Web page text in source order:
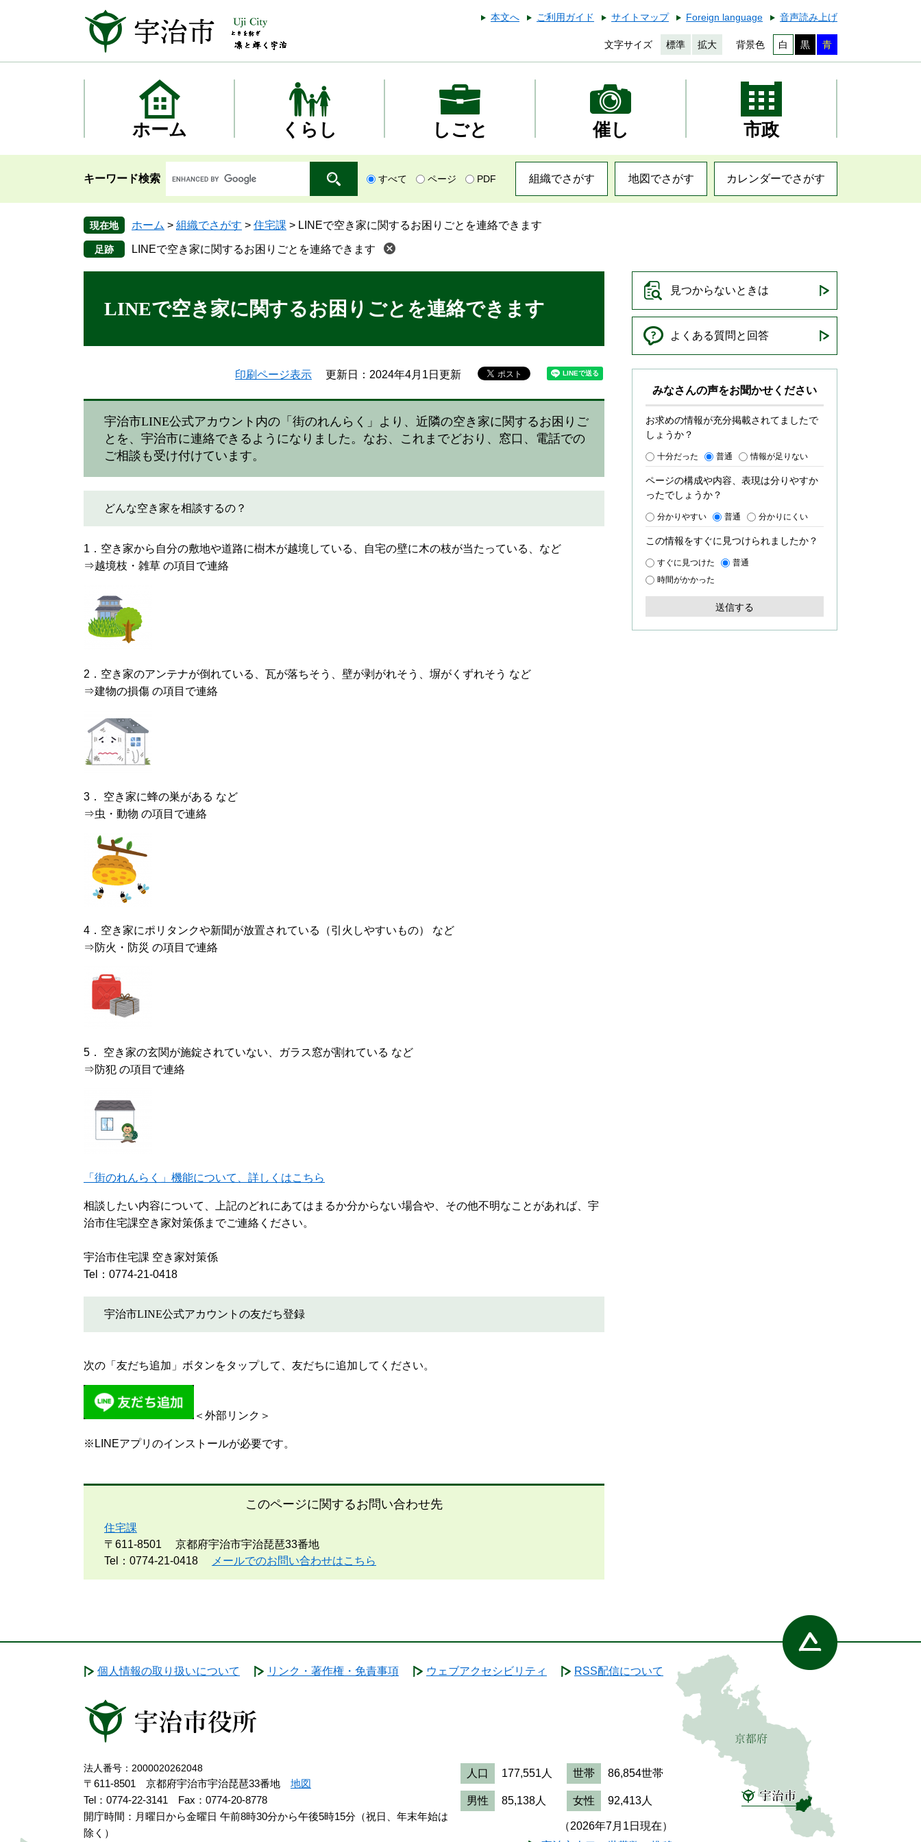
本
本文へ ご利用ガイド サイトマップ Foreign language 音声読み上げ
文字サイズ 標準 拡大 背景色 白 黒 青
ホーム くらし しごと 催し 市政
キーワード検索 すべて ページ PDF 組織でさがす 地図でさがす カレンダーでさがす
現在地 ホーム > 組織でさがす > 住宅課 > LINEで空き家に関するお困りごとを連絡できます
LINEで空き家に関するお困りごとを連絡できます
LINEで空き家に関するお困りごとを連絡できます
印刷ページ表示 更新日：2024年4月1日更新
宇治市LINE公式アカウント内の「街のれんらく」より、近隣の空き家に関するお困りご
とを、宇治市に連絡できるようになりました。なお、これまでどおり、窓口、電話での
ご相談も受け付けています。
どんな空き家を相談するの？
1．空き家から自分の敷地や道路に樹木が越境している、自宅の壁に木の枝が当たっている、など
⇒越境枝・雑草 の項目で連絡
2．空き家のアンテナが倒れている、瓦が落ちそう、壁が剥がれそう、塀がくずれそう など
⇒建物の損傷 の項目で連絡
3． 空き家に蜂の巣がある など
⇒虫・動物 の項目で連絡
4．空き家にポリタンクや新聞が放置されている（引火しやすいもの） など
⇒防火・防災 の項目で連絡
5． 空き家の玄関が施錠されていない、ガラス窓が割れている など
⇒防犯 の項目で連絡
「街のれんらく」機能について、詳しくはこちら
相談したい内容について、上記のどれにあてはまるか分からない場合や、その他不明なことがあれば、宇
治市住宅課空き家対策係までご連絡ください。
宇治市住宅課 空き家対策係
Tel：0774-21-0418
宇治市LINE公式アカウントの友だち登録
次の「友だち追加」ボタンをタップして、友だちに追加してください。
＜外部リンク＞
※LINEアプリのインストールが必要です。
このページに関するお問い合わせ先
住宅課
〒611-8501
京都府宇治市宇治琵琶33番地
Tel：0774-21-0418
メールでのお問い合わせはこちら
見つからないときは
よくある質問と回答
みなさんの声をお聞かせください
お求めの情報が充分掲載されてましたで
しょうか？
十分だった 普通 情報が足りない
ページの構成や内容、表現は分りやすか
ったでしょうか？
分かりやすい 普通 分かりにくい
この情報をすぐに見つけられましたか？
すぐに見つけた
普通
時間がかかった
個人情報の取り扱いについて リンク・著作権・免責事項 ウェブアクセシビリティ RSS配信について
法人番号：2000020262048
〒611-8501 京都府宇治市宇治琵琶33番地 地図
Tel：0774-22-3141
Fax：0774-20-8778
開庁時間：月曜日から金曜日 午前8時30分から午後5時15分（祝日、年末年始は
除く）
人口 177,551人 世帯 86,854世帯
男性 85,138人 女性 92,413人
（2026年7月1日現在）